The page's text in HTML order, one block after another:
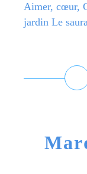
Aimer, cœur,
jardin Le